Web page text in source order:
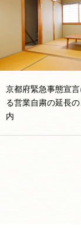
京都府緊急事態宣言
る営業自粛の延長
内